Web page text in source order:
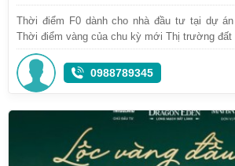
Thời điểm F0 dành cho nhà đầu tư tại dự án
Thời điểm vàng của chu kỳ mới Thị trường đất
0988789345